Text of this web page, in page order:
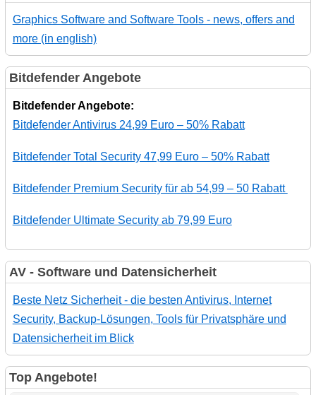
Graphics Software and Software Tools - news, offers and
more (in english)
Bitdefender Angebote
Bitdefender Angebote:
Bitdefender Antivirus 24,99 Euro – 50% Rabatt
Bitdefender Total Security 47,99 Euro – 50% Rabatt
Bitdefender Premium Security für ab 54,99 – 50 Rabatt
Bitdefender Ultimate Security ab 79,99 Euro
AV - Software und Datensicherheit
Beste Netz Sicherheit - die besten Antivirus, Internet
Security, Backup-Lösungen, Tools für Privatsphäre und
Datensicherheit im Blick
Top Angebote!